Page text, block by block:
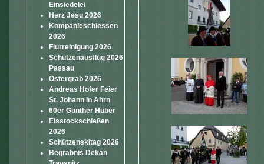
Einsiedelei
Herz Jesu 2026
Kompanieschiessen
2026
Flurreinigung 2026
Schützenausflug 2026
Passau
Ostergrab 2026
Andreas Hofer Feier
St. Johann in Ahrn
60er Günther Huber
Eisstockschießen
2026
Schützenskitag 2026
Begräbnis Dekan